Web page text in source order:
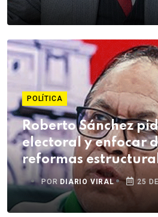
POLÍTICA
Roberto Sánchez
electoral y enfocar
reformas
POR DIARIO VIRAL 25